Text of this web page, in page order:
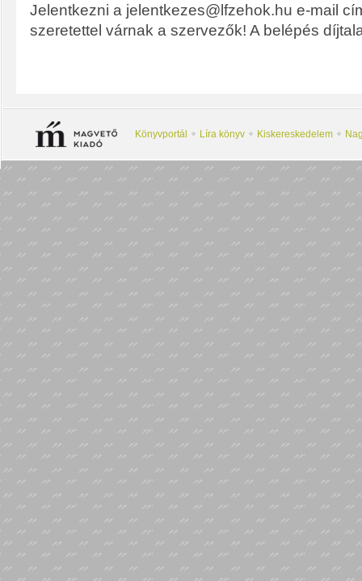
Jelentkezni a jelentkezes@lfzehok.hu e-mail
szeretettel várnak a szervezők! A belépés
Könyvportál Líra könyv Kiskereskedelem